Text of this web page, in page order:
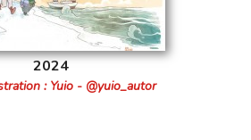
2024
: Yuio - @yuio_autor